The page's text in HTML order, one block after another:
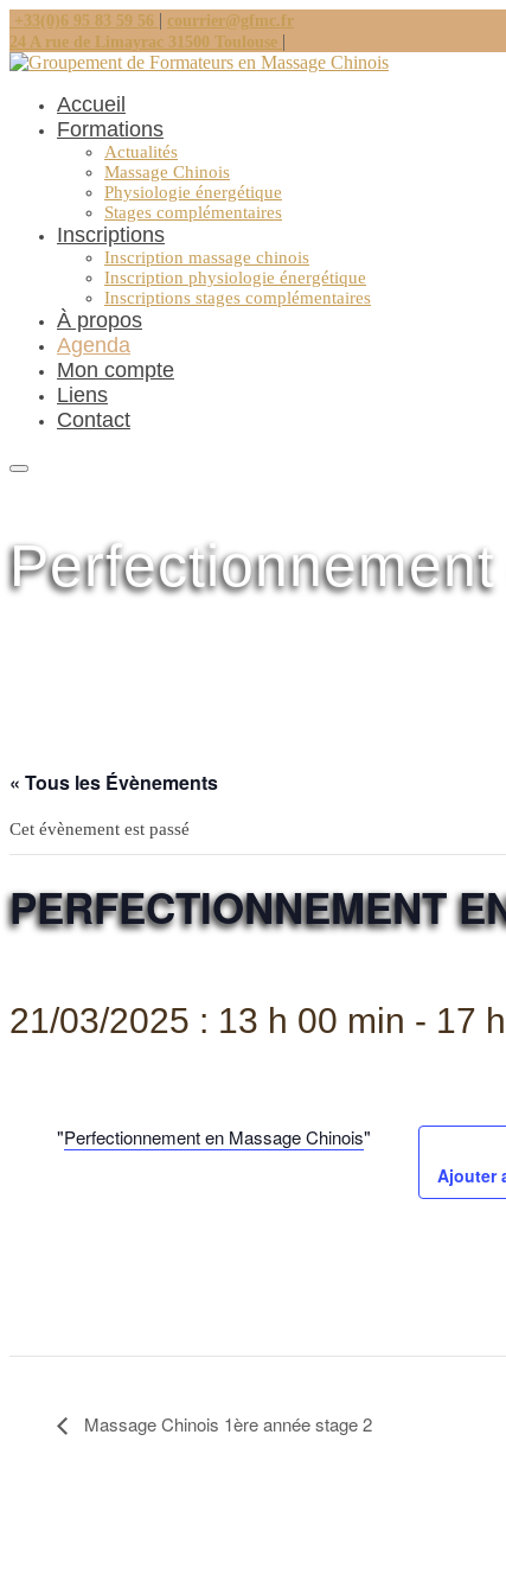
+33(0)6 95 83 59 56 | courrier@gfmc.fr
24 A rue de Limayrac 31500 Toulouse |
Accueil
Formations
Actualités
Massage Chinois
Physiologie énergétique
Stages complémentaires
Inscriptions
Inscription massage chinois
Inscription physiologie énergétique
Inscriptions stages complémentaires
À propos
Agenda
Mon compte
Liens
Contact
« Tous les Évènements
Cet évènement est passé
PERFECTIONNEMENT
21/03/2025 : 13 h 00 min - 17
Perfectionnement en Massage Chinois
Ajouter
Massage Chinois 1ère année stage 2